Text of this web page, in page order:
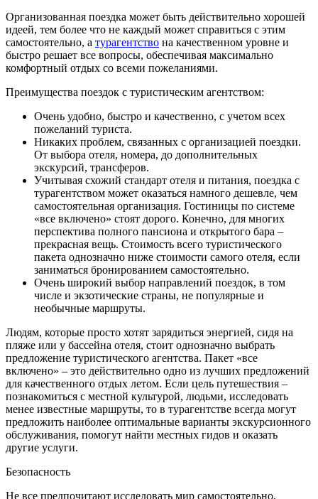
Организованная поездка может быть действительно хорошей
идеей, тем более что не каждый может справиться с этим
самостоятельно, а турагентство на качественном уровне и
быстро решает все вопросы, обеспечивая максимально
комфортный отдых со всеми пожеланиями.
Преимущества поездок с туристическим агентством:
Очень удобно, быстро и качественно, с учетом всех
пожеланий туриста.
Никаких проблем, связанных с организацией поездки.
От выбора отеля, номера, до дополнительных
экскурсий, трансферов.
Учитывая схожий стандарт отеля и питания, поездка с
турагентством может оказаться намного дешевле, чем
самостоятельная организация. Гостиницы по системе
«все включено» стоят дорого. Конечно, для многих
перспектива полного пансиона и открытого бара –
прекрасная вещь. Стоимость всего туристического
пакета однозначно ниже стоимости самого отеля, если
заниматься бронированием самостоятельно.
Очень широкий выбор направлений поездок, в том
числе и экзотические страны, не популярные и
необычные маршруты.
Людям, которые просто хотят зарядиться энергией, сидя на
пляже или у бассейна отеля, стоит однозначно выбрать
предложение туристического агентства. Пакет «все
включено» – это действительно одно из лучших предложений
для качественного отдых летом. Если цель путешествия –
познакомиться с местной культурой, людьми, исследовать
менее известные маршруты, то в турагентстве всегда могут
предложить наиболее оптимальные варианты экскурсионного
обслуживания, помогут найти местных гидов и оказать
другие услуги.
Безопасность
Не все предпочитают исследовать мир самостоятельно,